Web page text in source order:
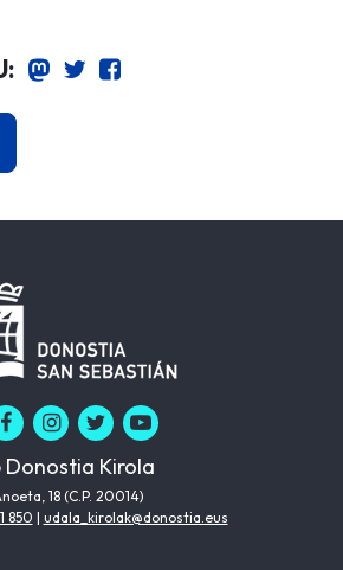
Kirola
18 (C.P. 20014)
850 | udala_kirolak@donostia.eus